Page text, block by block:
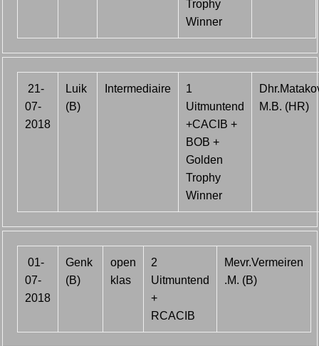
Trophy
Winner
21-
07-
2018
Luik
(B)
Intermediaire
1
Uitmuntend
+CACIB +
BOB +
Golden
Trophy
Winner
M.B. (HR)
01-
07-
2018
Genk
(B)
open
klas
2
Uitmuntend
+
RCACIB
Mevr.Vermeiren
.M. (B)